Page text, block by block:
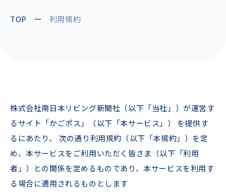
TOP ー 利用規約
株式会社南⽇本リビング新聞社（以下「当社」）が運営す
るサイト「かごポス」（以下「本サービス」） を提供す
るにあたり、 次の通り利⽤規約（以下「本規約」）を定
め、本サービスをご利⽤いただく皆さま（以下「利⽤
者」）との関係を定めるものであり、本サービスを利⽤す
る場合に適⽤されるものとします